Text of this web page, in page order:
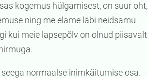
kogemus hülgamisest, on suur oht,
ning me elame läbi neidsamu
kui meie lapsepõlv on olnud piisavalt
normaalse inimkäitumise osa.